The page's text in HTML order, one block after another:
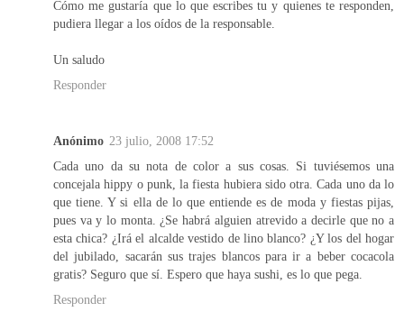
Cómo me gustaría que lo que escribes tu y quienes te responden,
pudiera llegar a los oídos de la responsable.
Un saludo
Responder
Anónimo 23 julio, 2008 17:52
Cada uno da su nota de color a sus cosas. Si tuviésemos una
concejala hippy o punk, la fiesta hubiera sido otra. Cada uno da lo
que tiene. Y si ella de lo que entiende es de moda y fiestas pijas,
pues va y lo monta. ¿Se habrá alguien atrevido a decirle que no a
esta chica? ¿Irá el alcalde vestido de lino blanco? ¿Y los del hogar
del jubilado, sacarán sus trajes blancos para ir a beber cocacola
gratis? Seguro que sí. Espero que haya sushi, es lo que pega.
Responder